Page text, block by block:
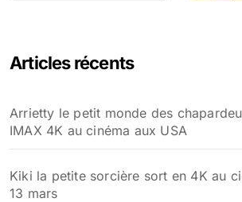
Articles récents
Arrietty le petit monde des
IMAX 4K au cinéma aux USA
Kiki la petite sorcière sort en 4K au
13 mars